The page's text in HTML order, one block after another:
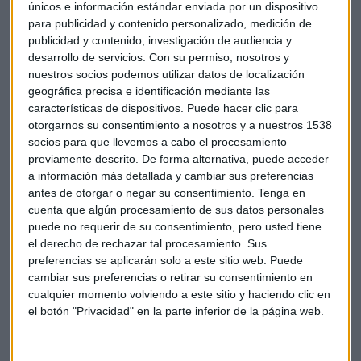
únicos e información estándar enviada por un dispositivo
para publicidad y contenido personalizado, medición de
publicidad y contenido, investigación de audiencia y
desarrollo de servicios. Con su permiso, nosotros y
nuestros socios podemos utilizar datos de localización
geográfica precisa e identificación mediante las
características de dispositivos. Puede hacer clic para
otorgarnos su consentimiento a nosotros y a nuestros 1538
socios para que llevemos a cabo el procesamiento
previamente descrito. De forma alternativa, puede acceder
a información más detallada y cambiar sus preferencias
antes de otorgar o negar su consentimiento. Tenga en
cuenta que algún procesamiento de sus datos personales
puede no requerir de su consentimiento, pero usted tiene
el derecho de rechazar tal procesamiento. Sus
preferencias se aplicarán solo a este sitio web. Puede
cambiar sus preferencias o retirar su consentimiento en
cualquier momento volviendo a este sitio y haciendo clic en
el botón "Privacidad" en la parte inferior de la página web.
salvo en en los productos energéticos, con una caída del
25,6% anual, y otras mercancías (descenso del 1,9%),
penalizados por el bajo precio de la energía. En bienes de
equipo, las exportaciones crecen un 3,9% interanual; en el
sector del automóvil un 19,2%. El sector de alimentación,
bebidas y tabaco crece un 9,5%; y el de productos químicos
un 7%.
En cuanto a regiones, las exportaciones dirigidas a laUnión
Europeaavanzan un 6,2% entre enero y agosto. En la zona
euro, las ventas crecen un 5,5%. También crecen a Estados
Unidos un 13,4%, a China un 7,8%, a México un 22,4% y a
Arabia Saudí un 43,8%. En el lado negativo, caen las ventas
a Rusia un 36,8% y a Argelia un 14%.
Bolsa Empresas Economía Déficit comercial